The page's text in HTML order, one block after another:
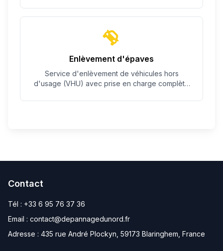
Enlèvement d'épaves
Service d'enlèvement de véhicules hors
d'usage (VHU) avec prise en charge complète
Contact
Tél : +33 6 95 76 37 36
Email : contact@depannagedunord.fr
Adresse : 435 rue André Plockyn, 59173 Blaringhem, France